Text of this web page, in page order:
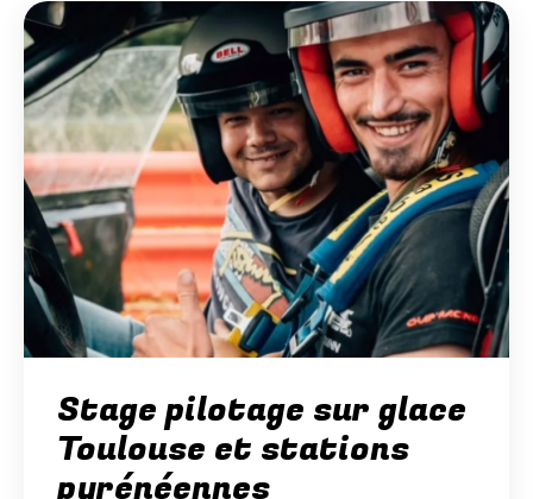
Stage pilotage sur glace
Toulouse et stations
pyrénéennes